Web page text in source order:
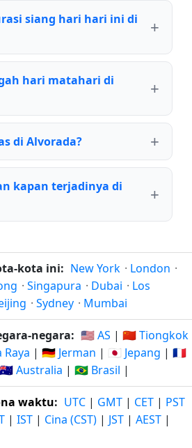
siang hari hari ini di
hari matahari di
di Alvorada?
kapan terjadinya di
kota ini: New York · London ·
· Singapura · Dubai · Los
· Sydney · Mumbai
negara: 🇺🇸 AS | 🇨🇳 Tiongkok
| 🇩🇪 Jerman | 🇯🇵 Jepang | 🇫🇷
🇦🇺 Australia | 🇧🇷 Brasil |
waktu: UTC | GMT | CET | PST
| IST | Cina (CST) | JST | AEST |